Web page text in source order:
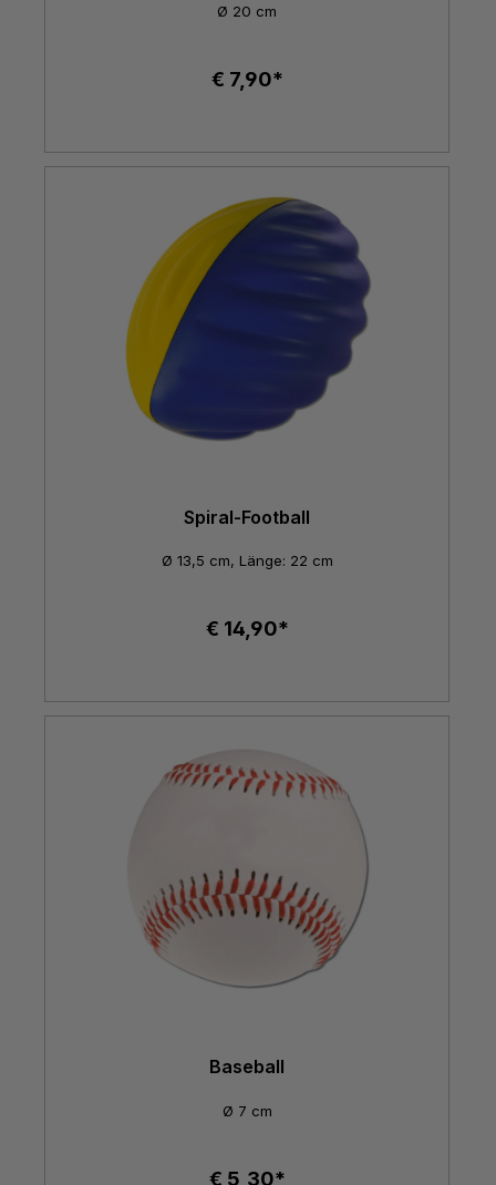
Ø 20 cm
€ 7,90*
Spiral-Football
Ø 13,5 cm, Länge: 22 cm
€ 14,90*
Baseball
Ø 7 cm
€ 5,30*